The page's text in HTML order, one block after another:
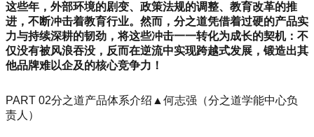
这些年，外部环境的剧变、政策法规的调整、教育改革的推
进，不断冲击着教育行业。然而，分之道凭借着过硬的产品实
力与持续深耕的韧劲，将这些冲击一一转化为成长的契机：不
仅没有被风浪吞没，反而在逆流中实现跨越式发展，锻造出其
他品牌难以企及的核心竞争力！
PART 02分之道产品体系介绍▲何志强（分之道学能中心负
责人）